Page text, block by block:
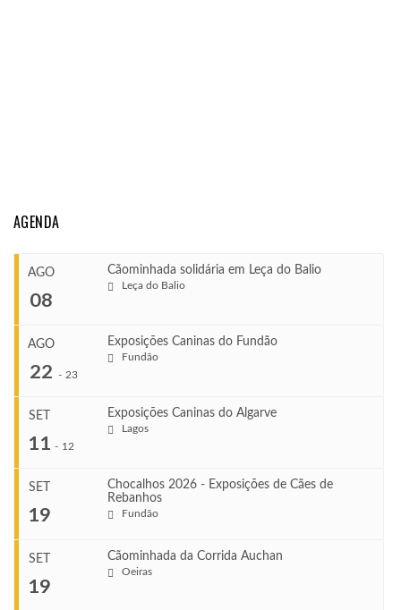
AGENDA
AGO
08
Cãominhada solidária em Leça do Balio
Leça do Balio
COMEÇA
Ago 8, 2026
TERMINA
Ago 8, 2026
Leça do Balio
AGO
22 - 23
Exposições Caninas do Fundão
Fundão
Ago 22, 2026
Ago 23, 2026
VENUE
SET
11 - 12
Exposições Caninas do Algarve
Lagos
Set 11, 2026
SET
19
Chocalhos 2026 - Exposições de Cães de
Rebanhos
Fundão
SET
19
Cãominhada da Corrida Auchan
Oeiras